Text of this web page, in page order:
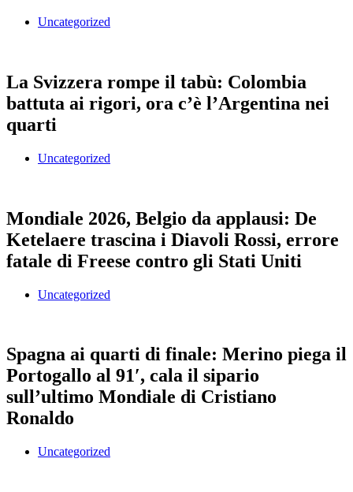
Uncategorized
La Svizzera rompe il tabù: Colombia
battuta ai rigori, ora c’è l’Argentina nei
quarti
Uncategorized
Mondiale 2026, Belgio da applausi: De
Ketelaere trascina i Diavoli Rossi, errore
fatale di Freese contro gli Stati Uniti
Uncategorized
Spagna ai quarti di finale: Merino piega il
Portogallo al 91′, cala il sipario
sull’ultimo Mondiale di Cristiano
Ronaldo
Uncategorized